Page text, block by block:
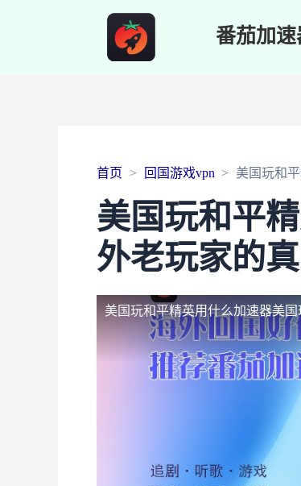
番茄加速
首页 回国游戏vpn 美国玩和
美国玩和平
外老玩家的
美国玩和平精英用什么加速器美国